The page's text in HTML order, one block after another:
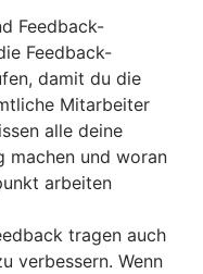
Feedback-
Feedback-
damit du die
Mitarbeiter
alle deine
machen und woran
arbeiten
tragen auch
verbessern. Wenn